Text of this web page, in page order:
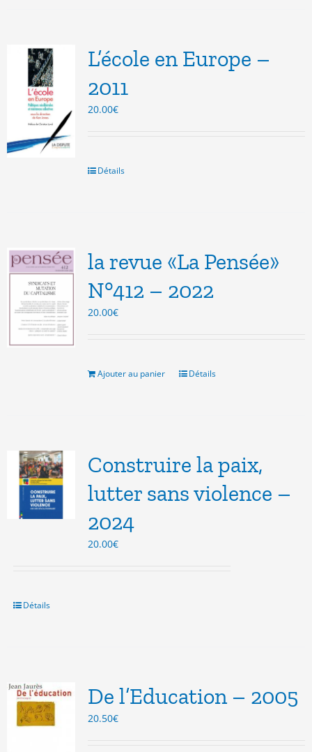
L’école en Europe –
2011
20.00€
Détails
la revue «La Pensée»
N°412 – 2022
20.00€
Ajouter au panier Détails
Construire la paix,
lutter sans violence –
2024
20.00€
Détails
De l’Education – 2005
20.50€